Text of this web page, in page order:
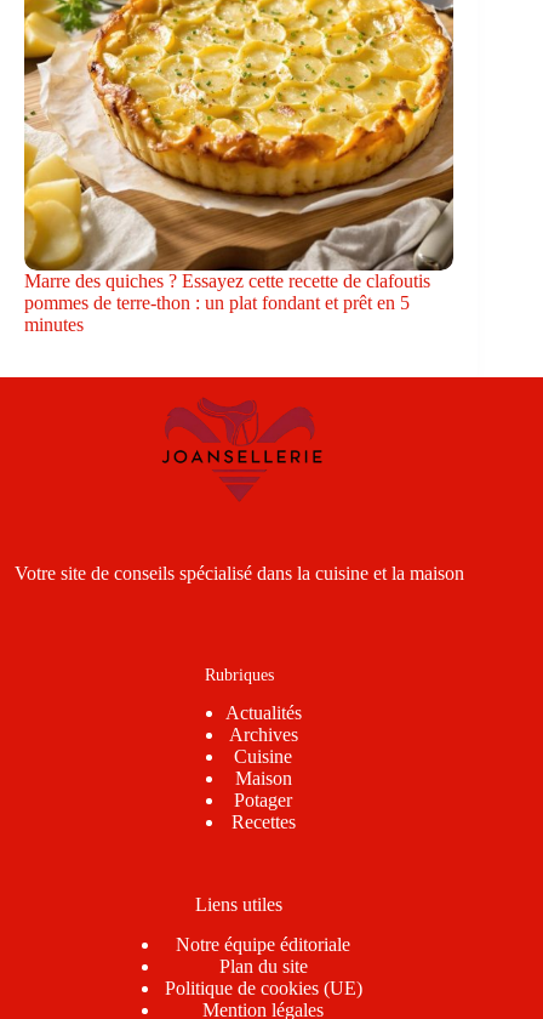
Marre des quiches ? Essayez cette recette de clafoutis
pommes de terre-thon : un plat fondant et prêt en 5
minutes
Votre site de conseils spécialisé dans la cuisine et la maison
Rubriques
Actualités
Archives
Cuisine
Maison
Potager
Recettes
Liens utiles
Notre équipe éditoriale
Plan du site
Politique de cookies (UE)
Mention légales